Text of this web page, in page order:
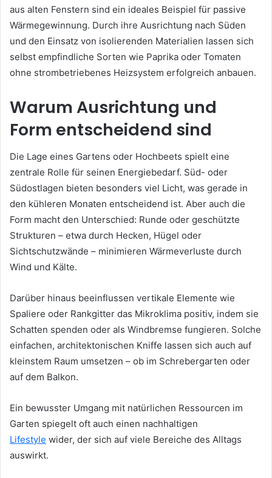
aus alten Fenstern sind ein ideales Beispiel für passive
Wärmegewinnung. Durch ihre Ausrichtung nach Süden
und den Einsatz von isolierenden Materialien lassen sich
selbst empfindliche Sorten wie Paprika oder Tomaten
ohne strombetriebenes Heizsystem erfolgreich anbauen.
Warum Ausrichtung und
Form entscheidend sind
Die Lage eines Gartens oder Hochbeets spielt eine
zentrale Rolle für seinen Energiebedarf. Süd- oder
Südostlagen bieten besonders viel Licht, was gerade in
den kühleren Monaten entscheidend ist. Aber auch die
Form macht den Unterschied: Runde oder geschützte
Strukturen – etwa durch Hecken, Hügel oder
Sichtschutzwände – minimieren Wärmeverluste durch
Wind und Kälte.
Darüber hinaus beeinflussen vertikale Elemente wie
Spaliere oder Rankgitter das Mikroklima positiv, indem sie
Schatten spenden oder als Windbremse fungieren. Solche
einfachen, architektonischen Kniffe lassen sich auch auf
kleinstem Raum umsetzen – ob im Schrebergarten oder
auf dem Balkon.
Ein bewusster Umgang mit natürlichen Ressourcen im
Garten spiegelt oft auch einen nachhaltigen
Lifestyle wider, der sich auf viele Bereiche des Alltags
auswirkt.